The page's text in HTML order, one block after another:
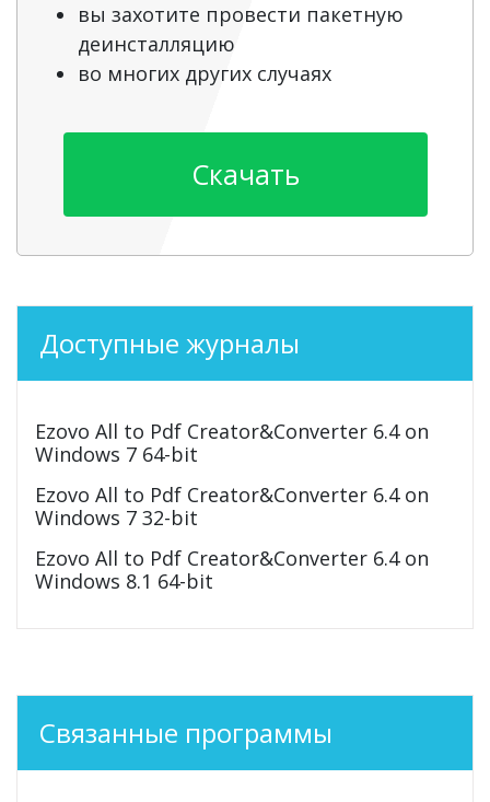
вы захотите провести пакетную
деинсталляцию
во многих других случаях
Скачать
Доступные журналы
Ezovo All to Pdf Creator&Converter 6.4 on
Windows 7 64-bit
Ezovo All to Pdf Creator&Converter 6.4 on
Windows 7 32-bit
Ezovo All to Pdf Creator&Converter 6.4 on
Windows 8.1 64-bit
Связанные программы